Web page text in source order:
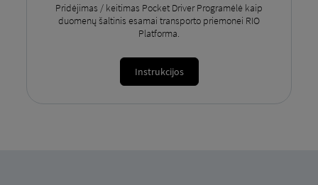
Pridėjimas / keitimas Pocket Driver Programėlė kaip
duomenų šaltinis esamai transporto priemonei RIO
Platforma.
Instrukcijos